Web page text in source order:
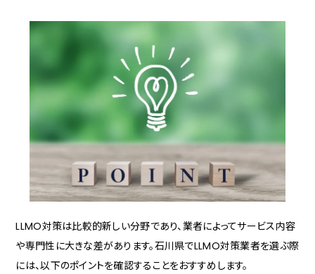
LLMO対策は比較的新しい分野であり、業者によってサービス内容
や専門性に大きな差があります。石川県でLLMO対策業者を選ぶ際
には、以下のポイントを確認することをおすすめします。